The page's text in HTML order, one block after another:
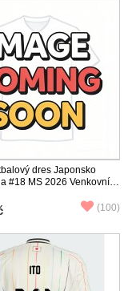
dres Japonsko
#18 MS 2026 Venkovní
(100)